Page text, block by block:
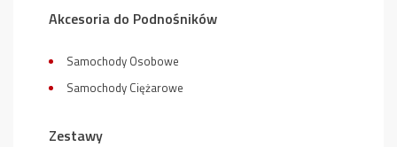
Akcesoria do Podnośników
Samochody Osobowe
Samochody Ciężarowe
Zestawy